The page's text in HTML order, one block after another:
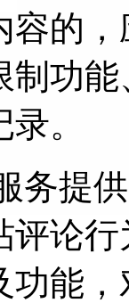
容的
制功
。
务提
评论
功能